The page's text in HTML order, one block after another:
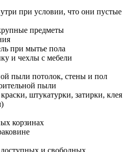
при условии, что они пустые
предметы
при мытье пола
и чехлы с мебели
пыли потолок, стены и пол
пыли
штукатурки, затирки, клея
корзинах
и свободных